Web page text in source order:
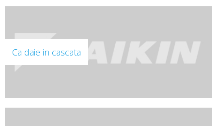
Caldaie in cascata